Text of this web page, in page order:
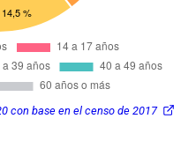
con base en el censo de 2017